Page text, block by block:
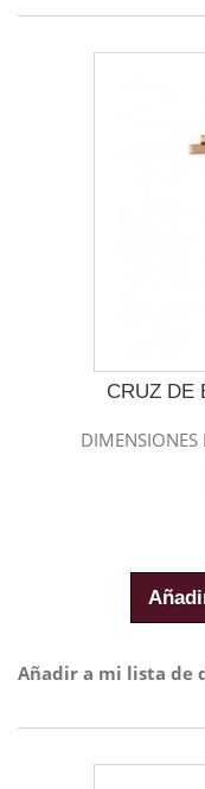
CRUZ DE
Añadir a mi lista de